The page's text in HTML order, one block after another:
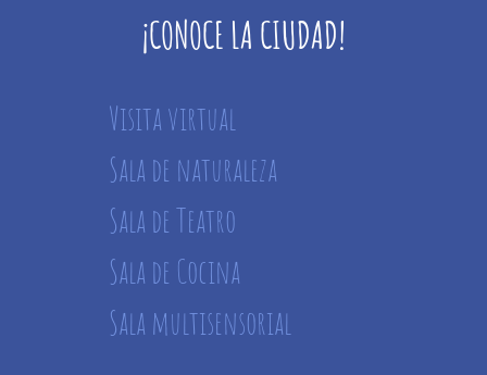
¡CONOCE LA CIUDAD!
Visita virtual
Sala de naturaleza
Sala de Teatro
Sala de Cocina
Sala multisensorial